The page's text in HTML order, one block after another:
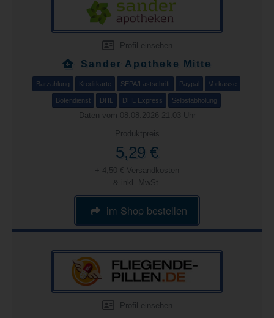
Profil einsehen
Sander Apotheke Mitte
Barzahlung Kreditkarte SEPA/Lastschrift Paypal Vorkasse
Botendienst DHL DHL Express Selbstabholung
Daten vom 08.08.2026 21:03 Uhr
Produktpreis
5,29 €
+ 4,50 € Versandkosten
& inkl. MwSt.
im Shop bestellen
Profil einsehen